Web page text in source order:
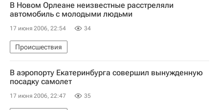
В Новом Орлеане неизвестные расстреляли
автомобиль с молодыми людьми
17 июня 2006, 22:54 34
Происшествия
В аэропорту Екатеринбурга совершил вынужденную
посадку самолет
17 июня 2006, 22:47 35